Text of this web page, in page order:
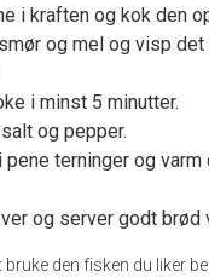
i kraften og kok den
og mel og visp det
i minst 5 minutter.
og pepper.
terninger og varm
og server godt brød
den fisken du liker